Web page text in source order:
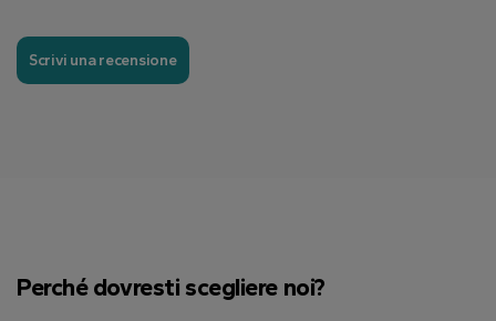
Scrivi una recensione
Perché dovresti scegliere noi?